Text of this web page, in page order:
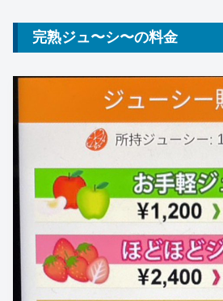
完熟ジュ〜シ〜の料金